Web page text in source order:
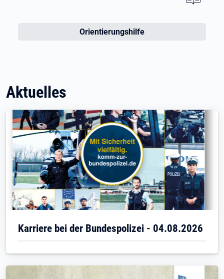
Orientierungshilfe
Aktuelles
Karriere bei der Bundespolizei - 04.08.2026